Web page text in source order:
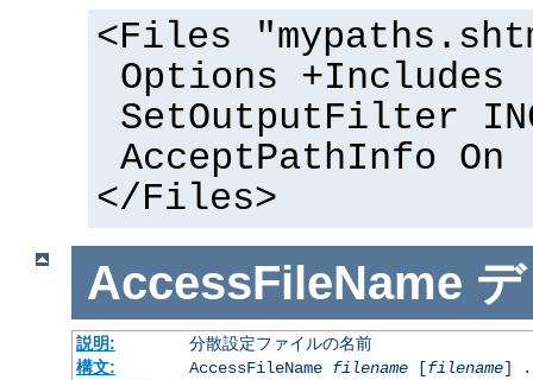
<Files
Options +Includes
SetOutputFilter
AcceptPathInfo On
</Files>
AccessFileName
説明:
分散設定ファイルの名前
構文:
AccessFileName filename[filename]